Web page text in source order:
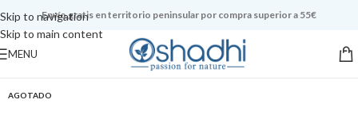
Skip to navigation
Skip to main content
Envío gratis en territorio peninsular por compra superior a 55€
MENU
AGOTADO